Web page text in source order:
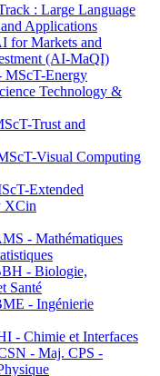
: Large Language
Applications
for Markets and
(AI-MaQI)
MScT-Energy
Technology &
Trust and
Visual Computing
Extended
XCin
- Mathématiques
- Biologie,
Santé
- Ingénierie
- Chimie et Interfaces
- Maj. CPS -